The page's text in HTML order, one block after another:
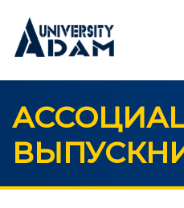
Русский Кыргызча
БАШКЫ БЕТ
АБИТУРИЕНТТЕРГЕ